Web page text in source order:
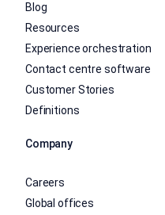
Blog
Resources
Experience orchestration
Contact centre software
Customer Stories
Definitions
Company
Careers
Global offices